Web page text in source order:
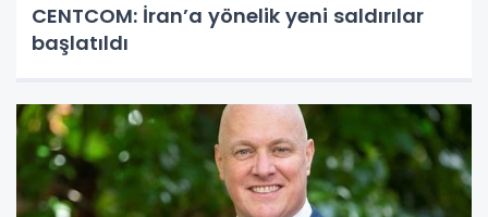
CENTCOM: İran’a yönelik yeni saldırılar
başlatıldı